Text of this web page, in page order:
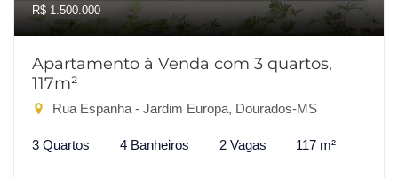
R$ 1.500.000
Apartamento à Venda com 3 quartos,
117m²
Rua Espanha - Jardim Europa, Dourados-MS
3 Quartos 4 Banheiros 2 Vagas 117 m²